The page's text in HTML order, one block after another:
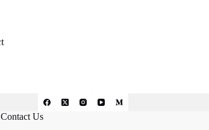
Contact Us